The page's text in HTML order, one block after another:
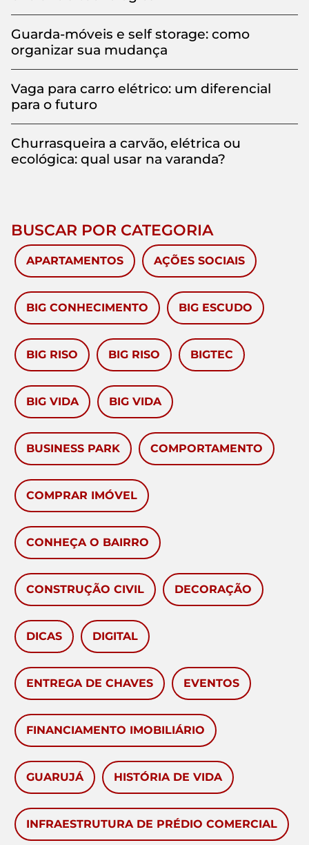
Guarda-móveis e self storage: como
organizar sua mudança
Vaga para carro elétrico: um diferencial
para o futuro
Churrasqueira a carvão, elétrica ou
ecológica: qual usar na varanda?
BUSCAR POR CATEGORIA
APARTAMENTOS AÇÕES SOCIAIS
BIG CONHECIMENTO BIG ESCUDO
BIG RISO BIG RISO BIGTEC
BIG VIDA BIG VIDA
BUSINESS PARK COMPORTAMENTO
COMPRAR IMÓVEL
CONHEÇA O BAIRRO
CONSTRUÇÃO CIVIL DECORAÇÃO
DICAS DIGITAL
ENTREGA DE CHAVES EVENTOS
FINANCIAMENTO IMOBILIÁRIO
GUARUJÁ HISTÓRIA DE VIDA
INFRAESTRUTURA DE PRÉDIO COMERCIAL